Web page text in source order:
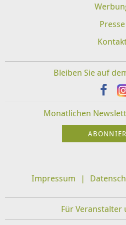
Presse
Bleiben Sie auf
Monatlichen
Impressum
Für Veranstalter